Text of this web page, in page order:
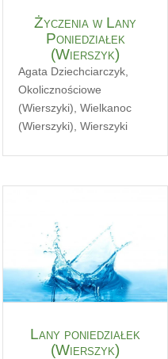
Życzenia w Lany
Poniedziałek
(Wierszyk)
Agata Dziechciarczyk,
Okolicznościowe
(Wierszyki), Wielkanoc
(Wierszyki), Wierszyki
Lany poniedziałek
(Wierszyk)